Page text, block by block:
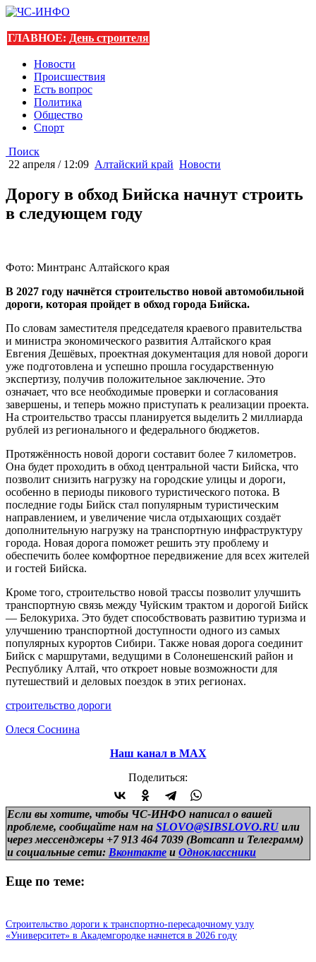
ГЛАВНОЕ: День строителя
Новости
Происшествия
Есть вопрос
Политика
Общество
Спорт
Поиск
22 апреля / 12:09 Алтайский край Новости
Дорогу в обход Бийска начнут строить
в следующем году
Фото: Минтранс Алтайского края
В 2027 году начнётся строительство новой автомобильной
дороги, которая пройдет в обход города Бийска.
По словам заместителя председателя краевого правительства
и министра экономического развития Алтайского края
Евгения Дешёвых, проектная документация для новой дороги
уже подготовлена и успешно прошла государственную
экспертизу, получив положительное заключение. Это
означает, что все необходимые проверки и согласования
завершены, и теперь можно приступать к реализации проекта.
На строительство трассы планируется выделить 2 миллиарда
рублей из регионального и федерального бюджетов.
Протяжённость новой дороги составит более 7 километров.
Она будет проходить в обход центральной части Бийска, что
позволит снизить нагрузку на городские улицы и дороги,
особенно в периоды пикового туристического потока. В
последние годы Бийск стал популярным туристическим
направлением, и увеличение числа отдыхающих создаёт
дополнительную нагрузку на транспортную инфраструктуру
города. Новая дорога поможет решить эту проблему и
обеспечить более комфортное передвижение для всех жителей
и гостей Бийска.
Кроме того, строительство новой трассы позволит улучшить
транспортную связь между Чуйским трактом и дорогой Бийск
— Белокуриха. Это будет способствовать развитию туризма и
улучшению транспортной доступности одного из самых
популярных курортов Сибири. Также новая дорога соединит
Бийск с маршрутами, ведущими в Солонешенский район и
Республику Алтай, что откроет новые возможности для
путешествий и деловых поездок в этих регионах.
строительство дороги
Олеся Соснина
Наш канал в МАХ
Поделиться:
Если вы хотите, чтобы ЧС-ИНФО написал о вашей
проблеме, сообщайте нам на SLOVO@SIBSLOVO.RU или
через мессенджеры +7 913 464 7039 (Вотсапп и Телеграмм)
и социальные сети: Вконтакте и Одноклассники
Еще по теме:
Строительство дороги к транспортно-пересадочному узлу
«Университет» в Академгородке начнется в 2026 году